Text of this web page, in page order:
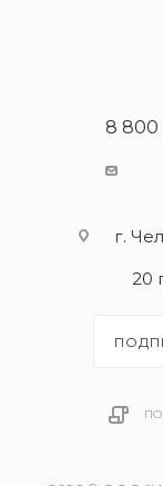
8 800
г.
20